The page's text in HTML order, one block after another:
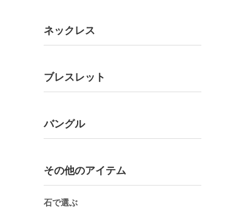
ネックレス
ブレスレット
バングル
その他のアイテム
石で選ぶ